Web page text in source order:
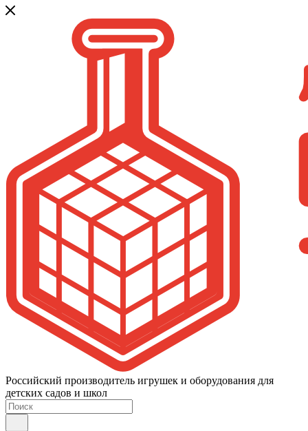
Российский производитель игрушек и оборудования для
детских садов и школ